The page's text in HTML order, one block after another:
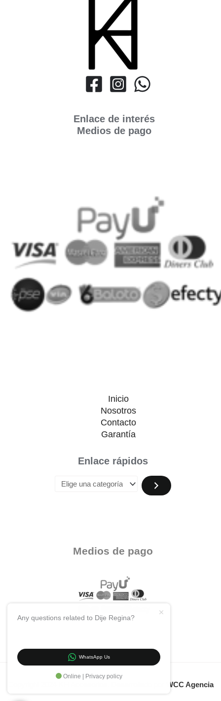
Enlace de interés
Medios de pago
Inicio
Nosotros
Contacto
Garantía
Enlace rápidos
Medios de pago
WCC Agencia
Any questions related to Dije Regina?
WhatsApp Us
Online | Privacy policy